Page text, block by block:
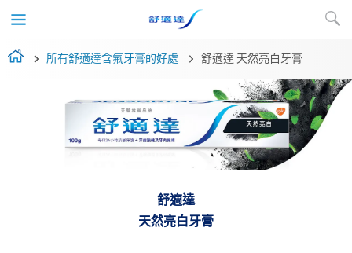
所有舒適達含氟牙膏的好處 舒適達 天然亮白牙膏
舒適達
天然亮白牙膏